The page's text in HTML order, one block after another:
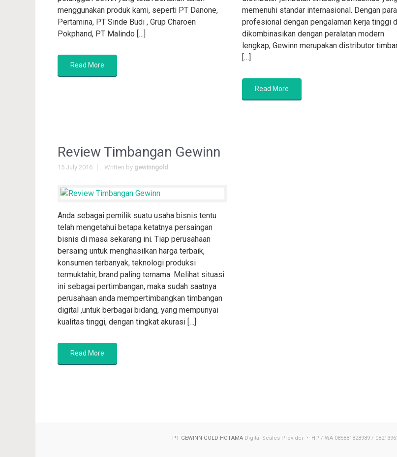
menggunakan produk kami, seperti PT Danone,
Pertamina, PT Sinde Budi , Grup Charoen
Pokphand, PT Malindo […]
Read More
memenuhi standar internasional. Dengan
profesional dengan pengalaman kerja tinggi
dikombinasikan dengan peralatan modern
lengkap, Gewinn merupakan distributor
[…]
Read More
Review Timbangan Gewinn
15 July 2016 Written by gewinngold
Anda sebagai pemilik suatu usaha bisnis tentu
telah mengetahui betapa ketatnya persaingan
bisnis di masa sekarang ini. Tiap perusahaan
bersaing untuk menghasilkan harga terbaik,
konsumen terbanyak, teknologi produksi
termuktahir, brand paling ternama. Melihat situasi
ini sebagai pertimbangan, maka sudah saatnya
perusahaan anda mempertimbangkan timbangan
digital ,untuk berbagai bidang, yang mempunyai
kualitas tinggi, dengan tingkat akurasi […]
Read More
PT GEWINN GOLD HOTAMADigital Scales Provider • HP / WA 085881828989 /